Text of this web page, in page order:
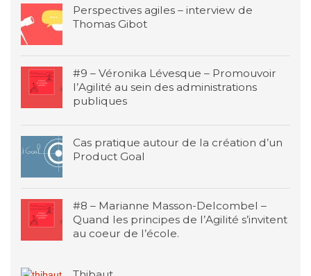
Perspectives agiles – interview de
Thomas Gibot
#9 – Véronika Lévesque – Promouvoir
l’Agilité au sein des administrations
publiques
Cas pratique autour de la création d’un
Product Goal
#8 – Marianne Masson-Delcombel –
Quand les principes de l’Agilité s’invitent
au coeur de l’école.